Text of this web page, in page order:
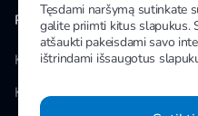
PAPILDOMA INFORMACIJA
Klubai
Kainos
Tęsdami naršymą sutinkate
galite priimti kitus slapukus.
atšaukti pakeisdami savo
ištrindami išsaugotus